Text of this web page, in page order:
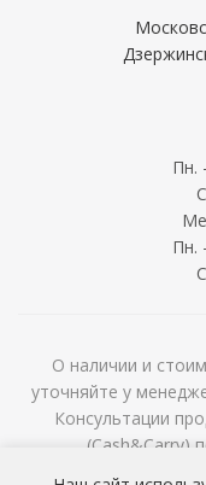
Пн.
Пн.
О наличии и
уточняйте у
Консультации
(Cash&Carry)